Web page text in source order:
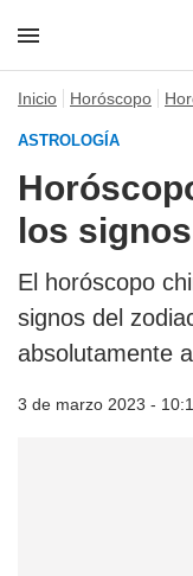
Inicio Horóscopo
ASTROLOGÍA
los
El horóscopo
signos del
absolutamente
3 de marzo 2023 -